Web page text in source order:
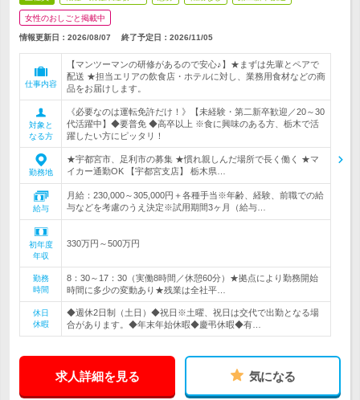
女性のおしごと掲載中
情報更新日：2026/08/07 終了予定日： 2026/11/05
仕事内容
【マンツーマンの研修があるので安心♪】★まずは先輩とペアで
配送 ★担当エリアの飲食店・ホテルに対し、業務用食材などの商
品をお届けします。
対象と
なる方
《必要なのは運転免許だけ！》【未経験・第二新卒歓迎／20～30
代活躍中】◆要普免 ◆高卒以上 ※食に興味のある方、栃木で活
躍したい方にピッタリ！
勤務地
★宇都宮市、足利市の募集 ★慣れ親しんだ場所で長く働く ★マ
イカー通勤OK 【宇都宮支店】 栃木県…
給与
月給：230,000～305,000円＋各種手当※年齢、経験、前職での給
与などを考慮のうえ決定※試用期間3ヶ月（給与…
初年度
年収
330万円～500万円
勤務
時間
8：30～17：30（実働8時間／休憩60分）★拠点により勤務開始
時間に多少の変動あり★残業は全社平…
休日
休暇
◆週休2日制（土日）◆祝日※土曜、祝日は交代で出勤となる場
合があります。◆年末年始休暇◆慶弔休暇◆有…
求人詳細を見る 気になる